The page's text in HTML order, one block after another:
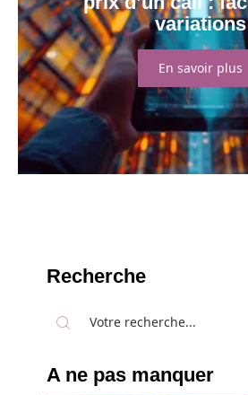
variations
En savoir plus
Recherche
A ne pas manquer